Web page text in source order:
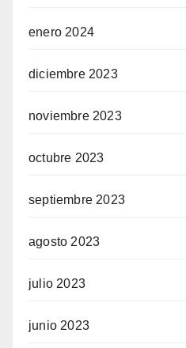
enero 2024
diciembre 2023
noviembre 2023
octubre 2023
septiembre 2023
agosto 2023
julio 2023
junio 2023